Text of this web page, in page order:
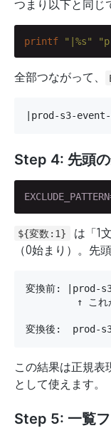
つまり以下と同じ
printf "|%s"
全部つながって、
|prod-s3-
Step 4: 先頭
${変数:1}
は「1
（0始まり）。先
変換前: |prod-
↑ これ
変換後:  prod-
この結果は正規表
として使えます。
Step 5: 一覧